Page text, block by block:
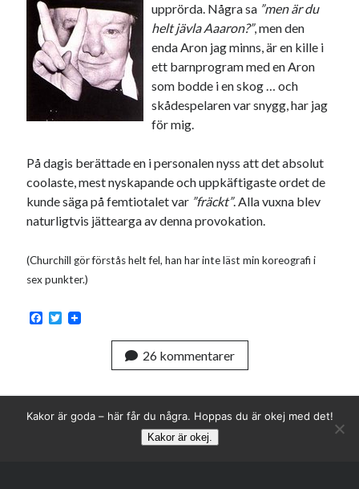
En amerikansk språkpolis
Fula biblioteksböcker
Egna länkar
Bokstävlar & AI – mitt levebröd. Gå en kurs!
Godisbrödet från himlen
Köttfärslimpan på allas läppar
Länkskolan
Lotten som Sommarpratare (i fantasin alltså: grupp på FB)
Logga in
Flöde för kommentarer
upprörda. Några sa ”men är du
helt jävla Aaaron?”, men den
enda Aron jag minns, är en kille i
ett barnprogram med en Aron
som bodde i en skog … och
skådespelaren var snygg, har jag
för mig.
På dagis berättade en i personalen nyss att det absolut
coolaste, mest nyskapande och uppkäftigaste ordet de
kunde säga på femtiotalet var ”fräckt”. Alla vuxna blev
naturligtvis jättearga av denna provokation.
(Churchill gör förstås helt fel, han har inte läst min koreografi i
sex punkter.)
F
o
T
r
26 kommentarer
Kakor är goda – här får du några. Hoppas du är okej med det!
Kakor är okej.